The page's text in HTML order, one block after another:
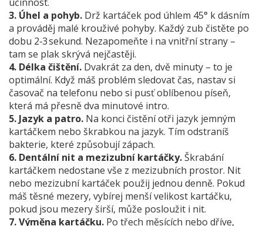
3. Úhel a pohyb. Drž kartáček pod úhlem 45° k dásním
a prováděj malé krouživé pohyby. Každý zub čistěte po
dobu 2‑3 sekund. Nezapomeňte i na vnitřní strany –
tam se plak skrývá nejčastěji.
4. Délka čištění. Dvakrát za den, dvě minuty – to je
optimální. Když máš problém sledovat čas, nastav si
časovač na telefonu nebo si pusť oblíbenou píseň,
která má přesně dva minutové intro.
5. Jazyk a patro. Na konci čistění otři jazyk jemným
kartáčkem nebo škrabkou na jazyk. Tím odstraníš
bakterie, které způsobují zápach.
6. Dentální nit a mezizubní kartáčky. Škrabání
kartáčkem nedostane vše z mezizubních prostor. Nit
nebo mezizubní kartáček použij jednou denně. Pokud
máš těsné mezery, vybírej menší velikost kartáčku,
pokud jsou mezery širší, může posloužit i nit.
7. Výměna kartáčku. Po třech měsících nebo dříve,